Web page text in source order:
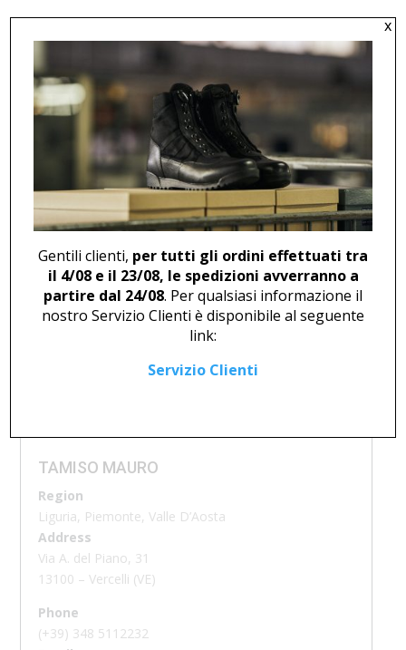

SACCANI ANDREA
Lombardia
Via Curiel, 3
20143 – Milano (MI)
Phone
(+39)335 6461971
Email
office@studiosaccani.com
TAMISO MAURO
Region
Liguria, Piemonte, Valle D’Aosta
Address
Via A. del Piano, 31
13100 – Vercelli (VE)
Phone
(+39) 348 5112232
Gentili clienti, per tutti gli ordini effettuati tra
il 4/08 e il 23/08, le spedizioni avverranno a
partire dal 24/08. Per qualsiasi informazione il
nostro Servizio Clienti è disponibile al seguente
link:
Servizio Clienti
x